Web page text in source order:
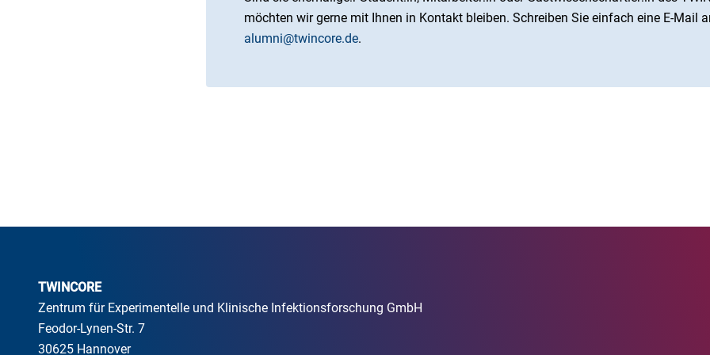
möchten wir gerne mit Ihnen in Kontakt bleiben. Schreiben Sie einfach eine E-Mail
alumni@twincore.de.
TWINCORE
Zentrum für Experimentelle und Klinische Infektionsforschung GmbH
Feodor-Lynen-Str. 7
30625 Hannover